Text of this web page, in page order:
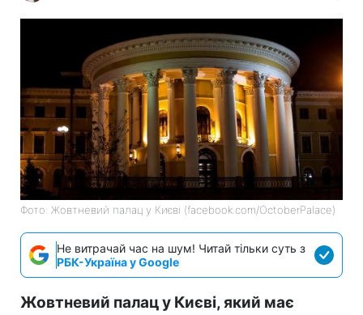
Фото: Жовтневий палац у Києві (facebook.com/OctoberPalace)
Не витрачай час на шум! Читай тільки суть з
РБК-Україна у Google
Жовтневий палац у Києві, який має